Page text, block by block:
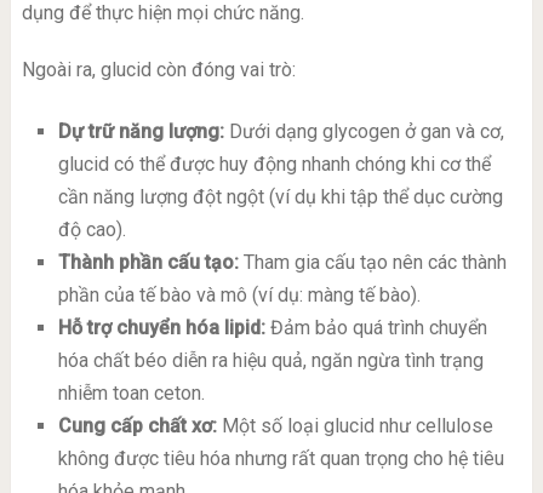
dụng để thực hiện mọi chức năng.
Ngoài ra, glucid còn đóng vai trò:
Dự trữ năng lượng:Dưới dạng glycogen ở gan và cơ,
glucid có thể được huy động nhanh chóng khi cơ thể
cần năng lượng đột ngột (ví dụ khi tập thể dục cường
độ cao).
Thành phần cấu tạo:Tham gia cấu tạo nên các thành
phần của tế bào và mô (ví dụ: màng tế bào).
Hỗ trợ chuyển hóa lipid:Đảm bảo quá trình chuyển
hóa chất béo diễn ra hiệu quả, ngăn ngừa tình trạng
nhiễm toan ceton.
Cung cấp chất xơ:Một số loại glucid như cellulose
không được tiêu hóa nhưng rất quan trọng cho hệ tiêu